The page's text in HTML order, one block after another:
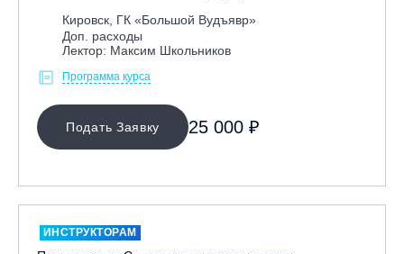
Кировск, ГК «Большой Вудъявр»
Доп. расходы
Лектор: Максим Школьников
Программа курса
Подать Заявку 25 000 ₽
ИНСТРУКТОРАМ